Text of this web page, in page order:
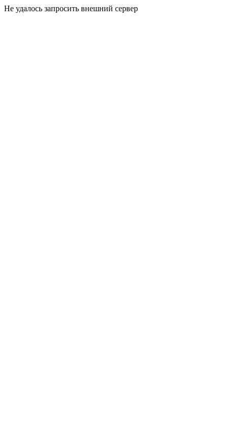
Не удалось запросить внешний сервер